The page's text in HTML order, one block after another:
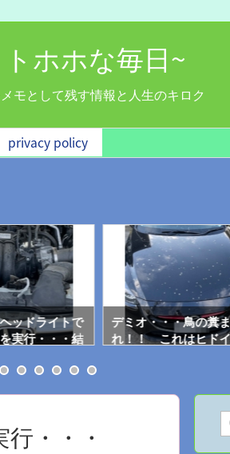
ホホな毎日~
モとして残す情報と人生のキロク
privacy policy
ッドライトで
実行・・・結
デミオ・・・鳥の糞
れ！！ これはヒドイ
・・・